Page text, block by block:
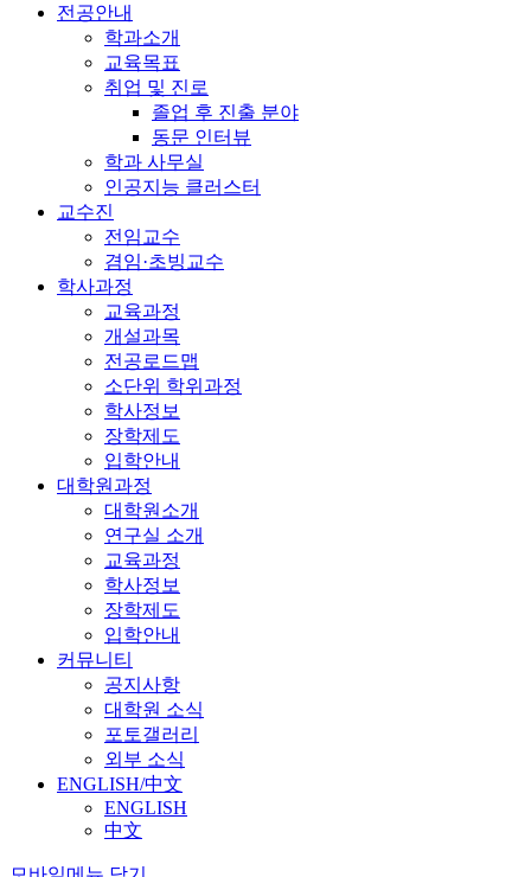
전공안내
학과소개
교육목표
취업 및 진로
졸업 후 진출 분야
동문 인터뷰
학과 사무실
인공지능 클러스터
교수진
전임교수
겸임·초빙교수
학사과정
교육과정
개설과목
전공로드맵
소단위 학위과정
학사정보
장학제도
입학안내
대학원과정
대학원소개
연구실 소개
교육과정
학사정보
장학제도
입학안내
커뮤니티
공지사항
대학원 소식
포토갤러리
외부 소식
ENGLISH/中文
ENGLISH
中文